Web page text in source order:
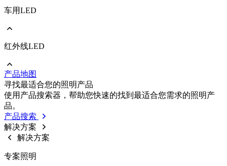
前往 照明/消费性LED
COB
车用LED
前往 车用LED
Ceramic
红外线LED
前往 红外线LED
IR LED
Photodetectors
IR Laser
ToF
Datalink
Optical Sensors
产品地图
寻找最适合您的照明产品
使用产品搜索器，帮助您快速的找到最适合您需求的照明产
品。
产品搜索
解决方案
解决方案
专案照明